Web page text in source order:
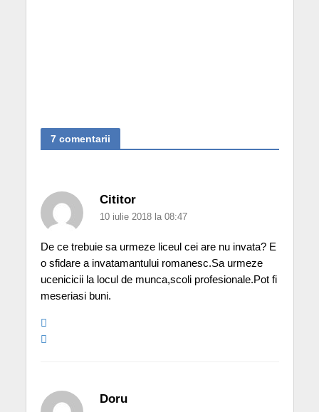
7 comentarii
Cititor
10 iulie 2018 la 08:47
De ce trebuie sa urmeze liceul cei are nu invata? E
o sfidare a invatamantului romanesc.Sa urmeze
ucenicicii la locul de munca,scoli profesionale.Pot fi
meseriasi buni.
Doru